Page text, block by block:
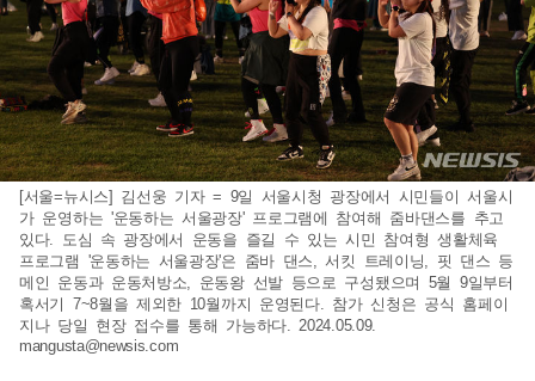
[서울=뉴시스] 김선웅 기자 = 9일 서울시청 광장에서 시민들이 서울시
가 운영하는 '운동하는 서울광장' 프로그램에 참여해 줌바댄스를 추고
있다. 도심 속 광장에서 운동을 즐길 수 있는 시민 참여형 생활체육
프로그램 '운동하는 서울광장'은 줌바 댄스, 서킷 트레이닝, 핏 댄스 등
메인 운동과 운동처방소, 운동왕 선발 등으로 구성됐으며 5월 9일부터
혹서기 7~8월을 제외한 10월까지 운영된다. 참가 신청은 공식 홈페이
지나 당일 현장 접수를 통해 가능하다. 2024.05.09.
mangusta@newsis.com